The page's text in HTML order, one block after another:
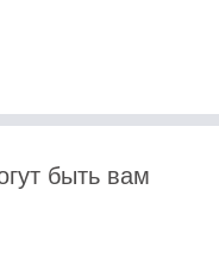
быть вам